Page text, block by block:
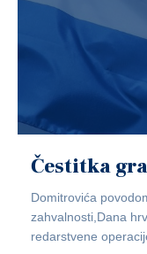
Čestitka
Domitrovića
zahvalnosti,Dana
redarstvene